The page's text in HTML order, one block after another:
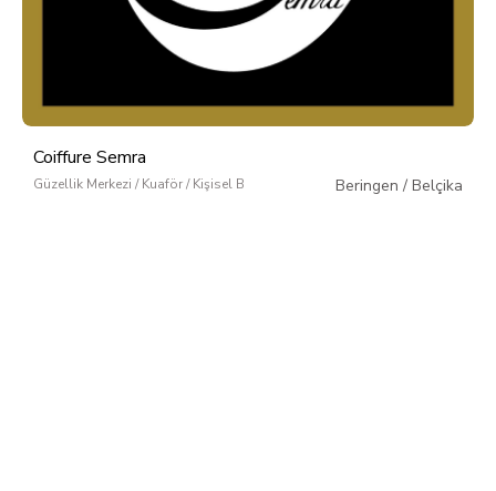
Coiffure Semra
Güzellik Merkezi / Kuaför / Kişisel Bakım Beringen / Belçika